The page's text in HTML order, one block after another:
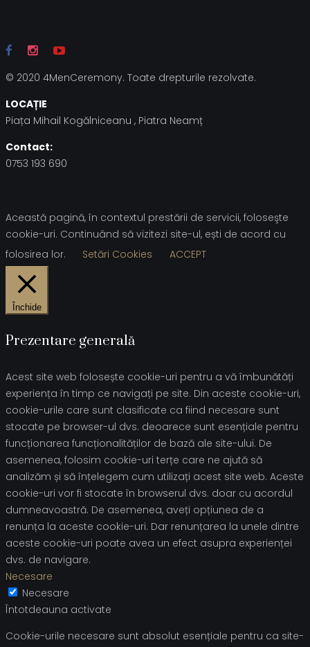
© 2020 4MenCeremony. Toate drepturile rezolvate.
LOCAȚIE
Piața Mihail Kogălniceanu , Piatra Neamț
Contact:
0753 193 690
Această pagină, în contextul prestării de servicii, foloseşte
cookie-uri. Continuând să vizitezi site-ul, ești de acord cu
folosirea lor.
Setări Cookies ACCEPT
Închide
Prezentare generală
Acest site web folosește cookie-uri pentru a vă îmbunătăți
experiența în timp ce navigați pe site. Din aceste cookie-uri,
cookie-urile care sunt clasificate ca fiind necesare sunt
stocate pe browser-ul dvs. deoarece sunt esențiale pentru
funcționarea funcționalităților de bază ale site-ului. De
asemenea, folosim cookie-uri terțe care ne ajută să
analizăm și să înțelegem cum utilizați acest site web. Aceste
cookie-uri vor fi stocate în browserul dvs. doar cu acordul
dumneavoastră. De asemenea, aveți opțiunea de a
renunța la aceste cookie-uri. Dar renunțarea la unele dintre
aceste cookie-uri poate avea un efect asupra experienței
dvs. de navigare.
Necesare
Necesare
Întotdeauna activate
Cookie-urile necesare sunt absolut esențiale pentru ca site-